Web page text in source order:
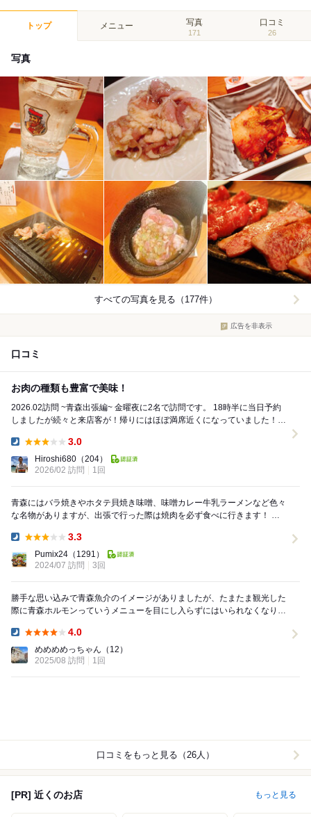
トップ メニュー 写真
171
口コミ
26
写真
すべての写真を見る（177件）
広告を非表示
口コミ
お肉の種類も豊富で美味！
2026.02訪問 ~青森出張編~ 金曜夜に2名で訪問です。 18時半に当日予約
しましたが続々と来店客が！帰りにはほぼ満席近くになっていました！こ
3.0
Hiroshi680 （204）
2026/02 訪問
1回
青森にはバラ焼きやホタテ貝焼き味噌、味噌カレー牛乳ラーメンなど色々
な名物がありますが、出張で行った際は焼肉を必ず食べに行きます！ 青
3.3
Pumix24 （1291）
2024/07 訪問
3回
勝手な思い込みで青森魚介のイメージがありましたが、たまたま観光した
際に青森ホルモンっていうメニューを目にし入らずにはいられなくなり思
4.0
めめめめっちゃん （12）
2025/08 訪問
1回
口コミをもっと見る（26人）
[PR] 近くのお店 もっと見る